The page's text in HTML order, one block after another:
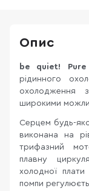
Опис
be quiet!
рідинного
охолодження
широкими
Серцем будь-
виконана на
трифазний
плавну
холодної плати
помпи